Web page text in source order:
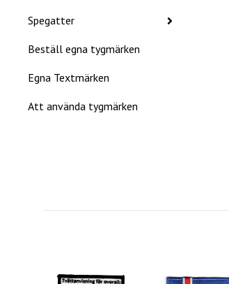
Spegatter
Beställ egna tygmärken
Egna Textmärken
Att använda tygmärken